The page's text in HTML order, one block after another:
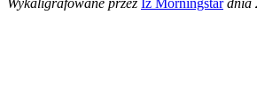
Wykaligrafowane przez Iz Morningstardnia